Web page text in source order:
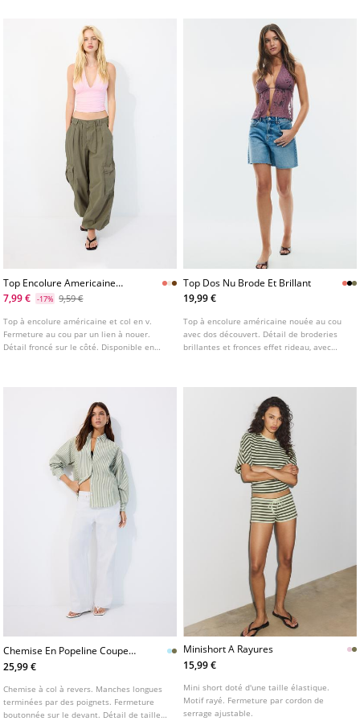
Top Encolure Americaine
Fronce A Nouer
7,99 € -17% 9,59 €
Top à encolure américaine et col en v.
Fermeture au cou par un lien à nouer.
Détail froncé sur le côté. Disponible en
Top Dos Nu Brode Et Brillant
19,99 €
Top à encolure américaine nouée au cou
avec dos découvert. Détail de broderies
brillantes et fronces effet rideau, avec
Chemise En Popeline Coupe
Droite Ajustable
25,99 €
Chemise à col à revers. Manches longues
terminées par des poignets. Fermeture
boutonnée sur le devant. Détail de taille
Minishort A Rayures
15,99 €
Mini short doté d'une taille élastique.
Motif rayé. Fermeture par cordon de
serrage ajustable.